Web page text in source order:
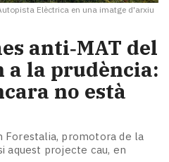
Elèctrica en una imatge d'arxiu
anti‑MAT del
a la prudència:
no està
Forestalia, promotora de la
aquest projecte cau, en